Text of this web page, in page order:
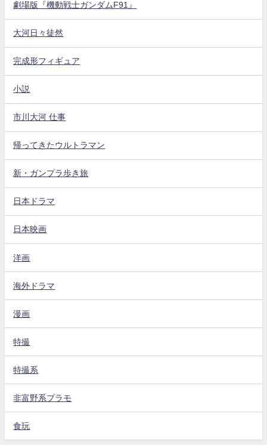
劇場版『機動戦士ガンダムF91』
大河日々徒然
完成形フィギュア
小説
市川大河 仕事
帰ってきたウルトラマン
新・ガンプラ歩き旅
日本ドラマ
日本映画
洋画
海外ドラマ
漫画
特撮
特撮系
非富野系プラモ
食玩